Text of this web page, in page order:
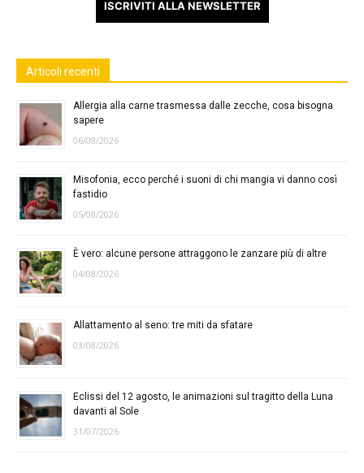
ISCRIVITI ALLA NEWSLETTER
Articoli recenti
Allergia alla carne trasmessa dalle zecche, cosa bisogna
sapere
06/08/2026
Misofonia, ecco perché i suoni di chi mangia vi danno così
fastidio
05/08/2026
È vero: alcune persone attraggono le zanzare più di altre
04/08/2026
Allattamento al seno: tre miti da sfatare
03/08/2026
Eclissi del 12 agosto, le animazioni sul tragitto della Luna
davanti al Sole
31/07/2026